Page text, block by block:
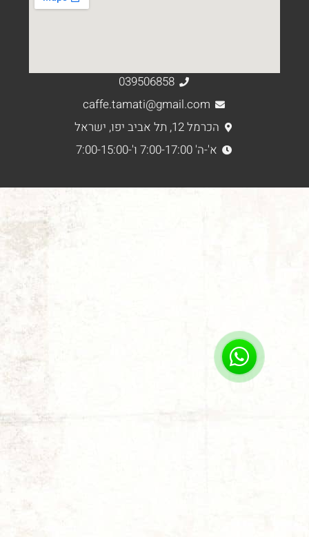
039506858
caffe.tamati@gmail.com
הכרמל 12, תל אביב יפו, ישראל